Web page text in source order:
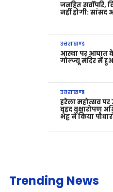
जनहित सर्वोपरि,
नहीं होगी: सांसद
उत्तराखण्ड
आस्था पर आघात
गोल्ज्यू मंदिर में
उत्तराखण्ड
हरेला महोत्सव पर
वृहद वृक्षारोपण
भट्ट ने किया
Trending News